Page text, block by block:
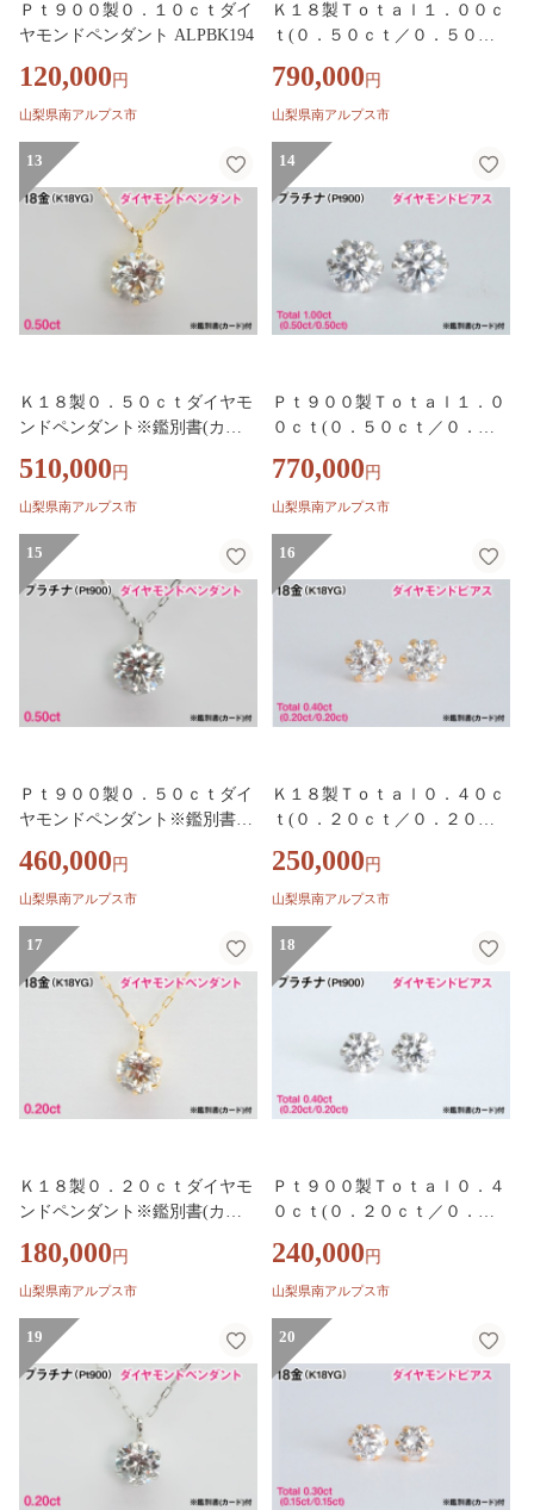
Ｐｔ９００製０．１０ｃｔダイ
ヤモンドペンダント ALPBK194
120,000 円
山梨県南アルプス市
Ｋ１８製Ｔｏｔａｌ１．００ｃ
ｔ(０．５０ｃｔ／０．５０ｃ
書(カード)付 ALPBK209
790,000 円
山梨県南アルプス市
13
Ｋ１８製０．５０ｃｔダイヤモ
ンドペンダント※鑑別書(カー
510,000 円
山梨県南アルプス市
14
Ｐｔ９００製Ｔｏｔａｌ１．０
０ｃｔ(０．５０ｃｔ／０．５
鑑別書(カード)付 ALPBK207
770,000 円
山梨県南アルプス市
15
Ｐｔ９００製０．５０ｃｔダイ
ヤモンドペンダント※鑑別書
460,000 円
山梨県南アルプス市
16
Ｋ１８製Ｔｏｔａｌ０．４０ｃ
ｔ(０．２０ｃｔ／０．２０ｃ
書(カード)付 ALPBK205
250,000 円
山梨県南アルプス市
17
Ｋ１８製０．２０ｃｔダイヤモ
ンドペンダント※鑑別書(カー
180,000 円
山梨県南アルプス市
18
Ｐｔ９００製Ｔｏｔａｌ０．４
０ｃｔ(０．２０ｃｔ／０．２
鑑別書(カード)付 ALPBK203
240,000 円
山梨県南アルプス市
19 20